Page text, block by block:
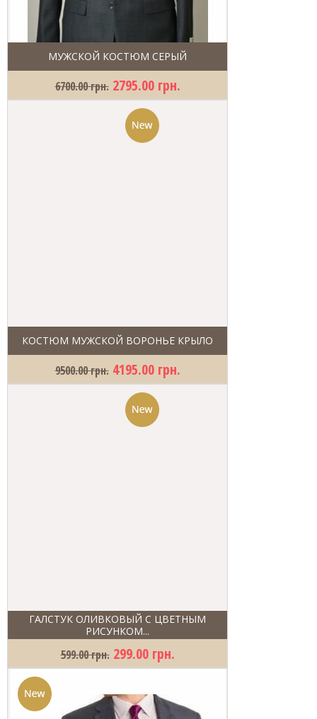
МУЖСКОЙ КОСТЮМ СЕРЫЙ
6700.00 грн. 2795.00 грн.
КОСТЮМ МУЖСКОЙ ВОРОНЬЕ КРЫЛО
9500.00 грн. 4195.00 грн.
ГАЛСТУК ОЛИВКОВЫЙ С ЦВЕТНЫМ
РИСУНКОМ...
599.00 грн. 299.00 грн.